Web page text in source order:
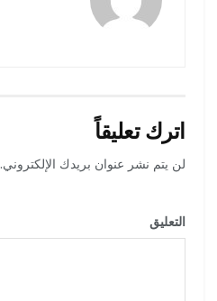
اترك تعليقاً
لن يتم نشر عنوان بريدك الإلكتروني.
التعليق